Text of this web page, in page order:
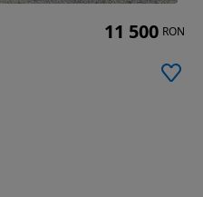
11 500 RON